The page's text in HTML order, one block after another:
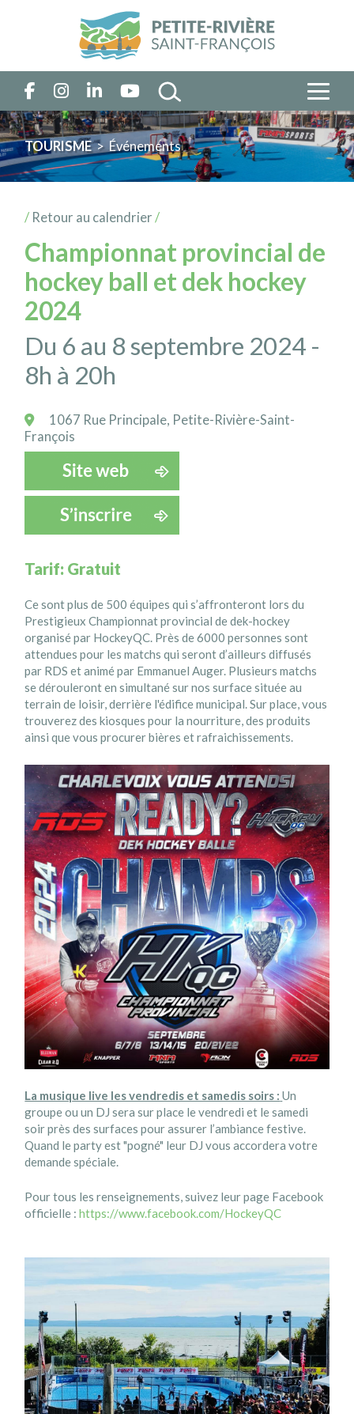
TOURISME> Événements
/ Retour au calendrier /
Championnat provincial de
hockey ball et dek hockey
2024
Du 6 au 8 septembre 2024 -
8h à 20h
1067 Rue Principale, Petite-Rivière-Saint-
François
Tarif: Gratuit
Ce sont plus de 500 équipes qui s’affronteront lors du
Prestigieux Championnat provincial de dek-hockey
organisé par HockeyQC. Près de 6000 personnes sont
attendues pour les matchs qui seront d’ailleurs diffusés
par RDS et animé par Emmanuel Auger. Plusieurs matchs
se dérouleront en simultané sur nos surface située au
terrain de loisir, derrière l'édifice municipal. Sur place, vous
trouverez des kiosques pour la nourriture, des produits
ainsi que vous procurer bières et rafraichissements.
La musique live les vendredis et samedis soirs : Un
groupe ou un DJ sera sur place le vendredi et le samedi
soir près des surfaces pour assurer l’ambiance festive.
Quand le party est "pogné" leur DJ vous accordera votre
demande spéciale.
Pour tous les renseignements, suivez leur page Facebook
officielle :https://www.facebook.com/HockeyQC